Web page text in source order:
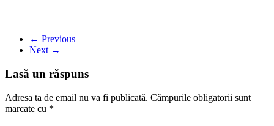
← Previous
Next →
Lasă un răspuns
Adresa ta de email nu va fi publicată. Câmpurile obligatorii sunt
marcate cu *